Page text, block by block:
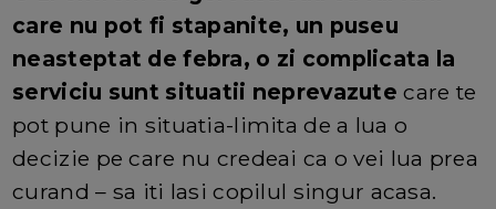
care nu pot fi stapanite, un puseu
neasteptat de febra, o zi complicata la
serviciu sunt situatii neprevazutecare te
pot pune in situatia-limita de a lua o
decizie pe care nu credeai ca o vei lua prea
curand – sa iti lasi copilul singur acasa.